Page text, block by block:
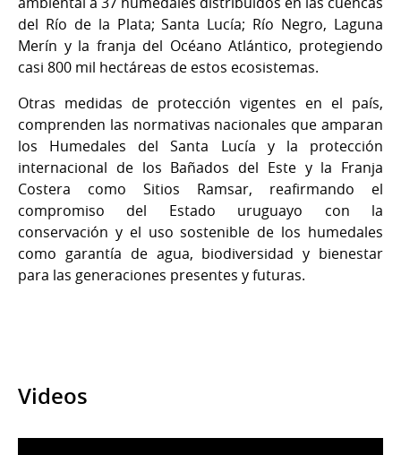
del Río de la Plata; Santa Lucía; Río Negro, Laguna
Merín y la franja del Océano Atlántico, protegiendo
casi 800 mil hectáreas de estos ecosistemas.
Otras medidas de protección vigentes en el país,
comprenden las normativas nacionales que amparan
los Humedales del Santa Lucía y la protección
internacional de los Bañados del Este y la Franja
Costera como Sitios Ramsar, reafirmando el
compromiso del Estado uruguayo con la
conservación y el uso sostenible de los humedales
como garantía de agua, biodiversidad y bienestar
para las generaciones presentes y futuras.
Videos